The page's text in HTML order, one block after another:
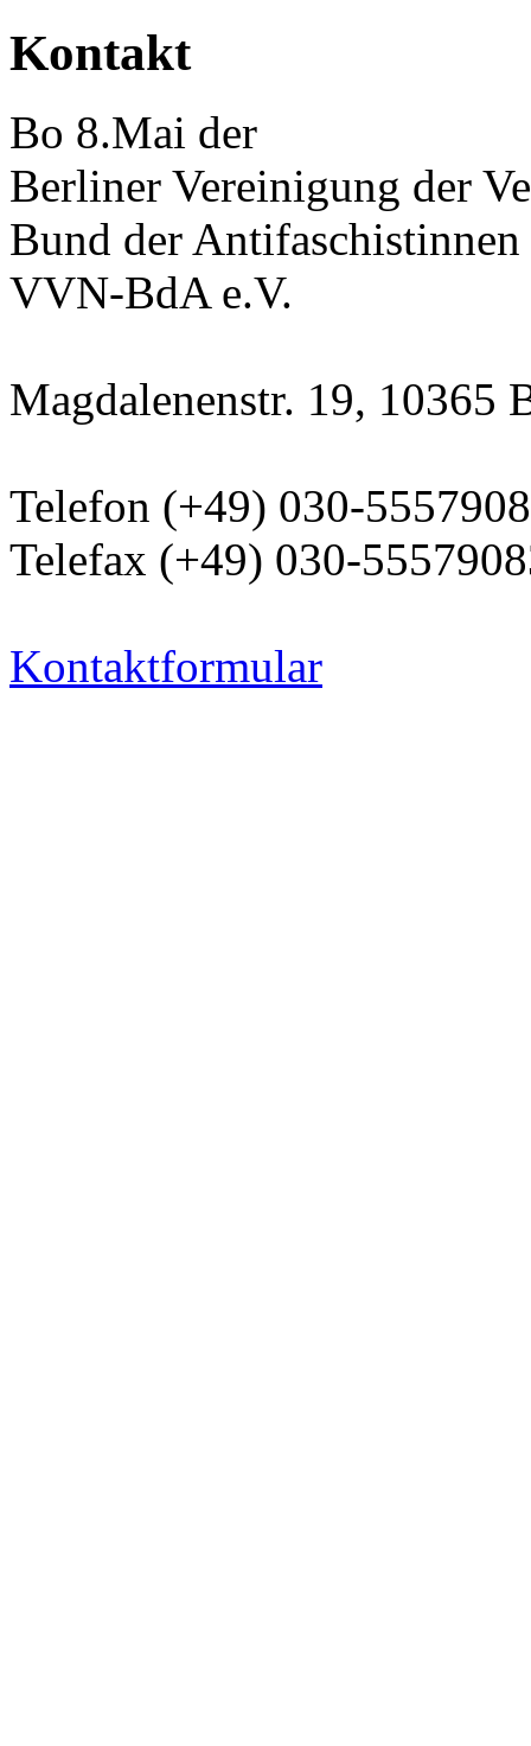
Kontakt
Bo 8.Mai der
Berliner Vereinigung der
Bund der
VVN-BdA e.V.
Magdalenenstr. 19, 10365
Telefon (+49) 030-
Telefax (+49) 030-
Kontaktformular